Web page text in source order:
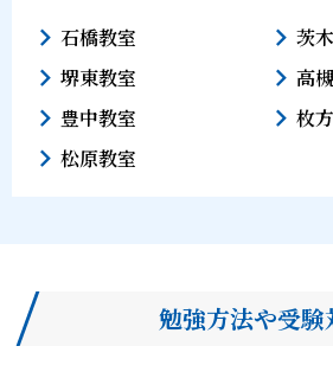
石橋教室
茨
堺東教室
高
豊中教室
枚
松原教室
勉強方法や受験